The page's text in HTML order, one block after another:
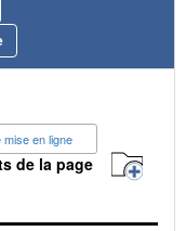
mise en ligne
de la page